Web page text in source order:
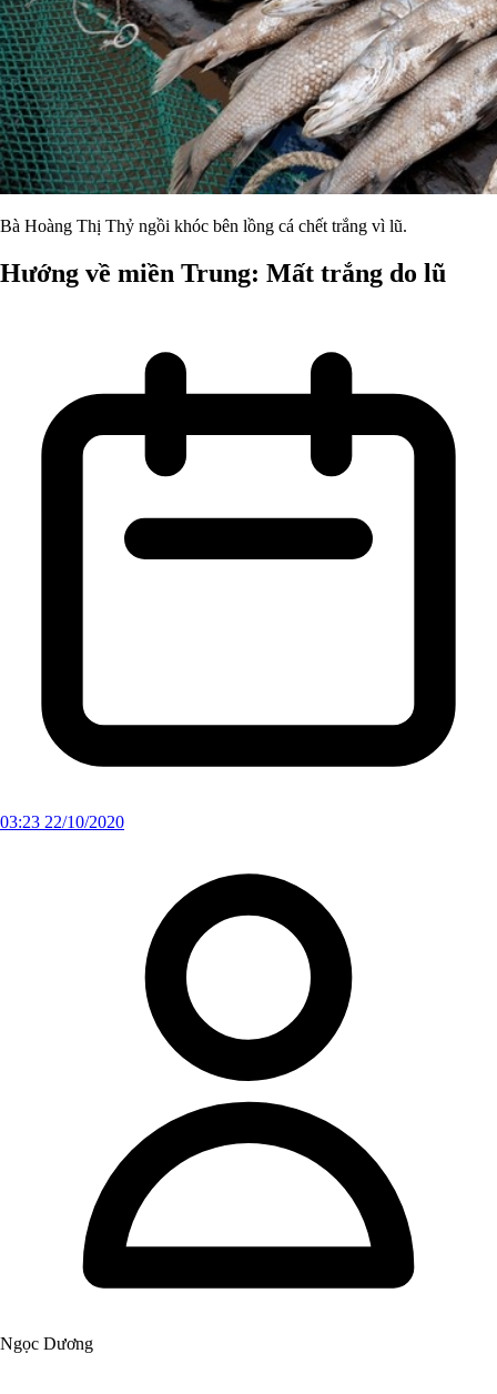
Bà Hoàng Thị Thỷ ngồi khóc bên lồng cá chết trắng vì lũ.
Hướng về miền Trung: Mất trắng do lũ
03:23 22/10/2020
Ngọc Dương